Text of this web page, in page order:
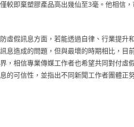
較即棄塑膠產品高出幾仙至3毫。他相信
虛假訊息方面，若能透過自律、行業提升
息造成的問題，但與最壞的時期相比，目
，相信專業傳媒工作者也希望共同對付虛
的可信性，並指出不同新聞工作者團體正